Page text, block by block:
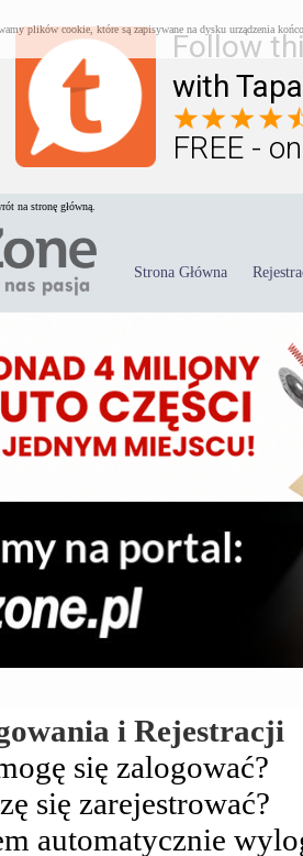
Follow
with
FREE -
plików cookie, które są zapisywane na dysku urządzenia
na stronę główną.
Strona Główna
i Rejestracji
się zalogować?
się zarejestrować?
automatycznie